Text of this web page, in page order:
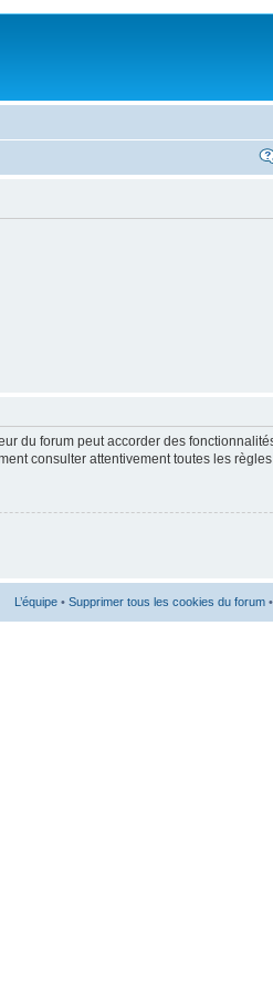
du forum peut accorder des
consulter attentivement toutes les
L’équipe • Supprimer tous les cookies du forum